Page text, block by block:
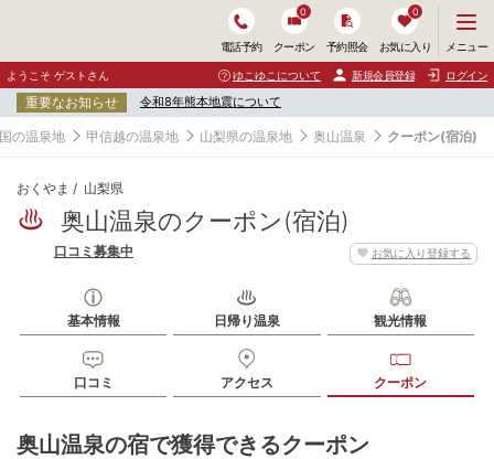
電話予約 クーポン
0
予約照会 お気に入り
0
ニ
ュ
ー
開
く
メニュー
ようこそ ゲストさん ゆこゆこについて 新規会員登録 ログイン
重要なお知らせ 令和8年熊本地震について
の温泉地 甲信越の温泉地 山梨県の温泉地 奥山温泉 クーポン(宿泊)
おくやま 山梨県
奥山温泉のクーポン(宿泊)
お気に入り登録する
口コミ募集中
基本情報 日帰り温泉 観光情報
口コミ アクセス クーポン
奥山温泉の宿で獲得できるクーポン